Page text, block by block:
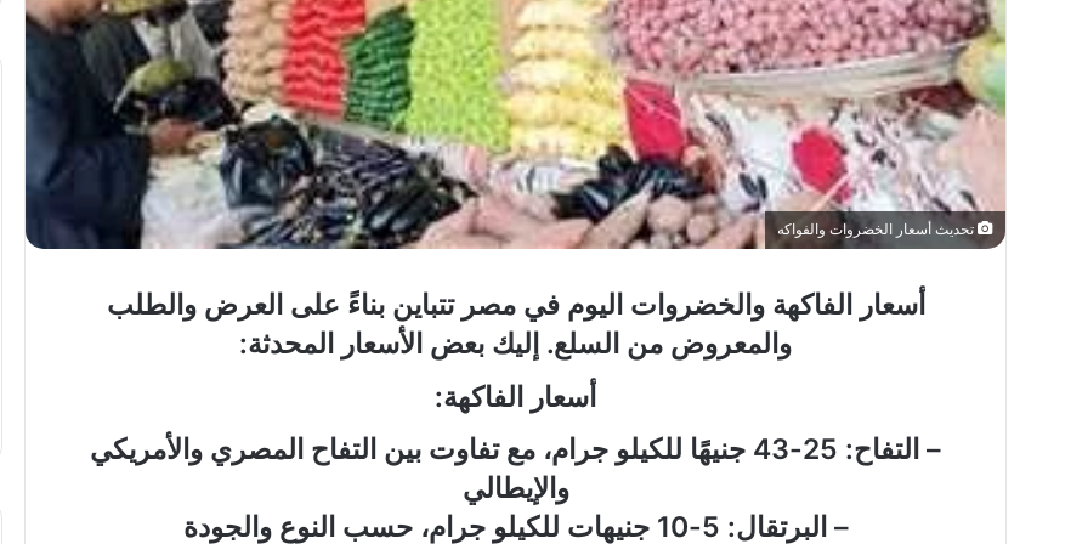
تحديث أسعار الخضروات والفواكه
أسعار الفاكهة والخضروات اليوم في مصر تتباين بناءً على العرض والطلب
والمعروض من السلع. إليك بعض الأسعار المحدثة:
أسعار الفاكهة:
– التفاح: 25-43 جنيهًا للكيلو جرام، مع تفاوت بين التفاح المصري والأمريكي
والإيطالي
– البرتقال: 5-10 جنيهات للكيلو جرام، حسب النوع والجودة
ما
حكم
وقوف
النائم
عليه
ما حكم وقوف النائم والمغمى عليه
تهنئة
بعيد
ميلاد”
سيليا
وائل”